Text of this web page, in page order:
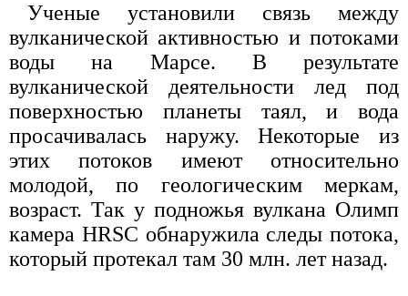
Ученые установили связь между
вулканической активностью и потоками
воды на Марсе. В результате
вулканической деятельности лед под
поверхностью планеты таял, и вода
просачивалась наружу. Некоторые из
этих потоков имеют относительно
молодой, по геологическим меркам,
возраст. Так у подножья вулкана Олимп
камера HRSC обнаружила следы потока,
который протекал там 30 млн. лет назад.